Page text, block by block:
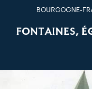
BOURGOGNE-
FONTAINES,